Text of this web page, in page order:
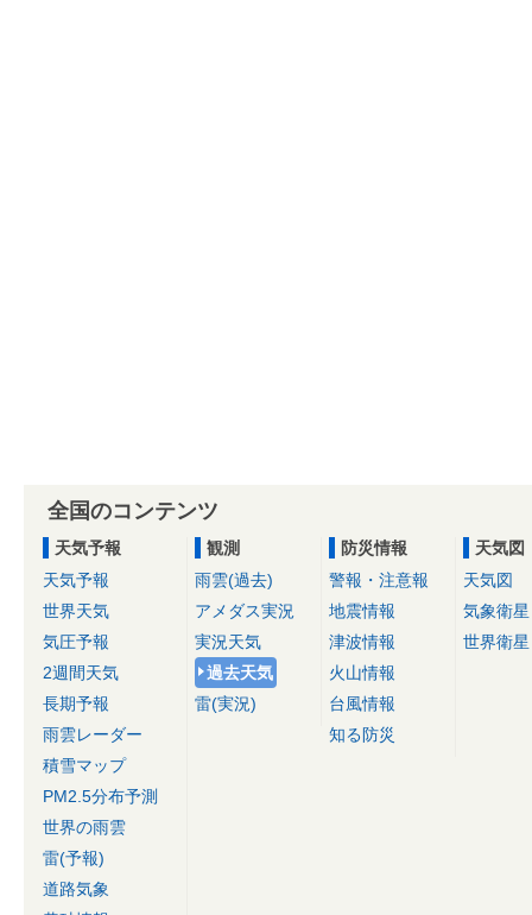
全国のコンテンツ
天気予報
天気予報
世界天気
気圧予報
2週間天気
長期予報
雨雲レーダー
積雪マップ
PM2.5分布予測
世界の雨雲
雷(予報)
道路気象
観測
雨雲(過去)
アメダス実況
実況天気
過去天気
雷(実況)
防災情報
警報・注意報
地震情報
津波情報
火山情報
台風情報
知る防災
天気図
天気図
気象衛星
世界衛星